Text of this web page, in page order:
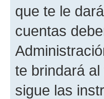
que te le
cuentas
te brindará
sigue las